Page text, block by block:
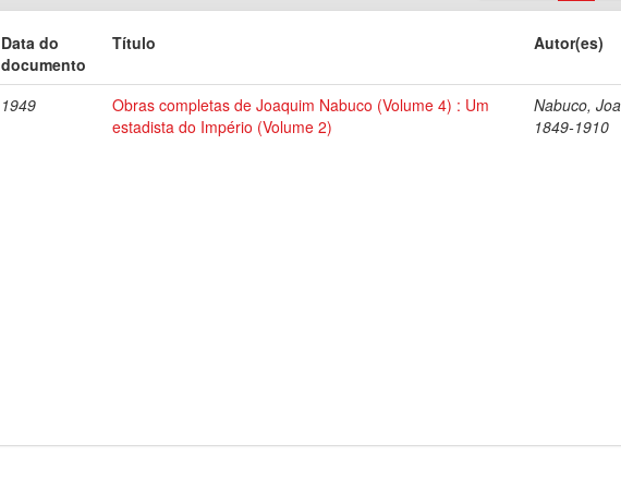
Data do
documento
Título Autor(es)
1949
Obras completas de Joaquim Nabuco (Volume 4) : Um
estadista do Império (Volume 2)
Nabuco,
1849-1910